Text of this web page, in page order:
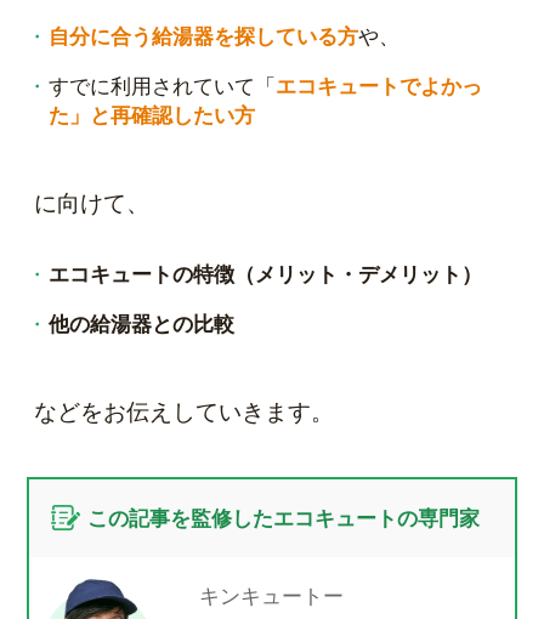
自分に合う給湯器を探している方や、
すでに利用されていて「 エコキュートでよかっ
た」と再確認したい方
に向けて、
エコキュートの特徴（メリット・デメリット）
他の給湯器との比較
などをお伝えしていきます。
この記事を監修したエコキュートの専門家
キンキュートー